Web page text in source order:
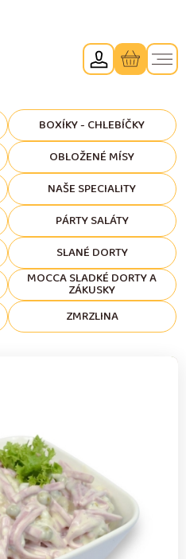
BOXÍKY - CHLEBÍČKY
OBLOŽENÉ MÍSY
NAŠE SPECIALITY
PÁRTY SALÁTY
SLANÉ DORTY
MOCCA SLADKÉ DORTY A
ZÁKUSKY
ZMRZLINA